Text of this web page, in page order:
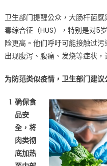
卫生部门提醒公众，大肠杆菌
毒综合征（HUS），特别是对5
险更高。他们呼吁可能接触过
出现腹泻、腹痛、发烧等症状，
为防范类似疫情，卫生部门建议
确保食
品安
全，将
肉类彻
底加热